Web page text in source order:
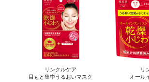
リンクルケア
目もと集中うるおいマスク
リ
オール